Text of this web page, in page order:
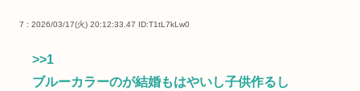
7 : 2026/03/17(火) 20:12:33.47 ID:T1tL7kLw0
>>1
ブルーカラーのが結婚もはやいし子供作るし